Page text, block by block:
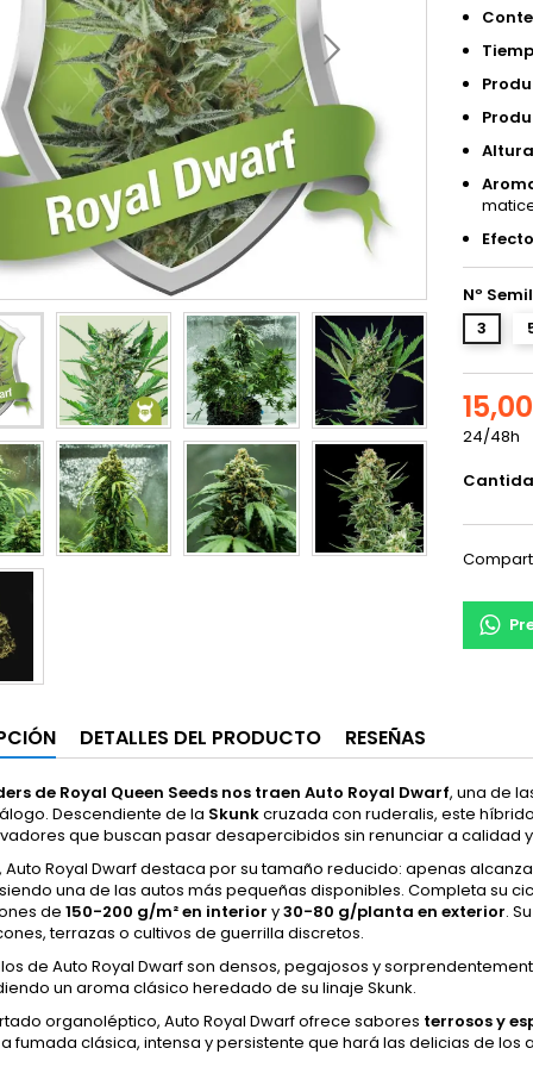
Nº
3
24/48h
DETALLES DEL PRODUCTO RESEÑAS
de Royal Queen Seeds nos traen Auto Royal Dwarf, una de
Descendiente de la Skunkcruzada con ruderalis, este
que buscan pasar desapercibidos sin renunciar a calidad
Auto Royal Dwarf destaca por su tamaño reducido: apenas
una de las autos más pequeñas disponibles. Completa su
de 150-200 g/m² en interior y30-80 g/planta en exterior.
terrazas o cultivos de guerrilla discretos.
de Auto Royal Dwarf son densos, pegajosos y
un aroma clásico heredado de su linaje Skunk.
organoléptico, Auto Royal Dwarf ofrece sabores terrosos y
fumada clásica, intensa y persistente que hará las delicias de los